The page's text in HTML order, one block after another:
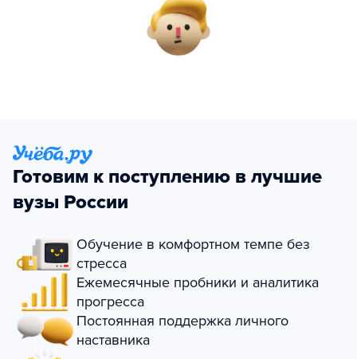
Готовим к поступлению в лучшие
вузы России
Обучение в комфортном темпе без
стресса
Ежемесячные пробники и аналитика
прогресса
Постоянная поддержка личного
наставника